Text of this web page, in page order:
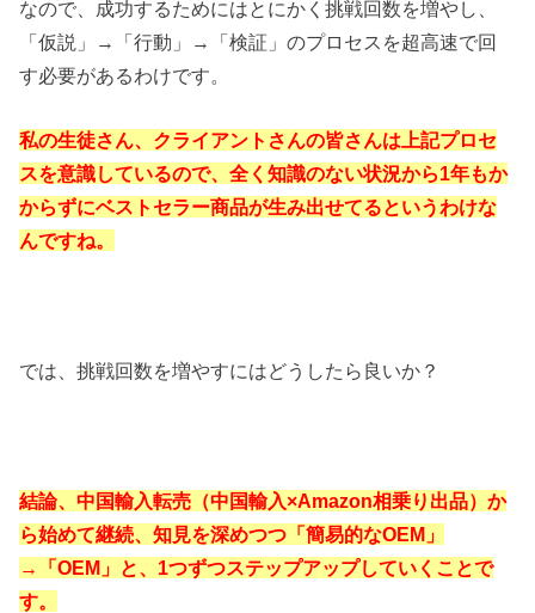
なので、成功するためにはとにかく挑戦回数を増やし、
「仮説」→「行動」→「検証」のプロセスを超高速で回
す必要があるわけです。
私の生徒さん、クライアントさんの皆さんは上記プロセ
スを意識しているので、全く知識のない状況から1年もか
からずにベストセラー商品が生み出せてるというわけな
んですね。
では、挑戦回数を増やすにはどうしたら良いか？
結論、中国輸入転売（中国輸入×Amazon相乗り出品）か
ら始めて継続、知見を深めつつ「簡易的なOEM」
→「OEM」と、1つずつステップアップしていくことで
す。